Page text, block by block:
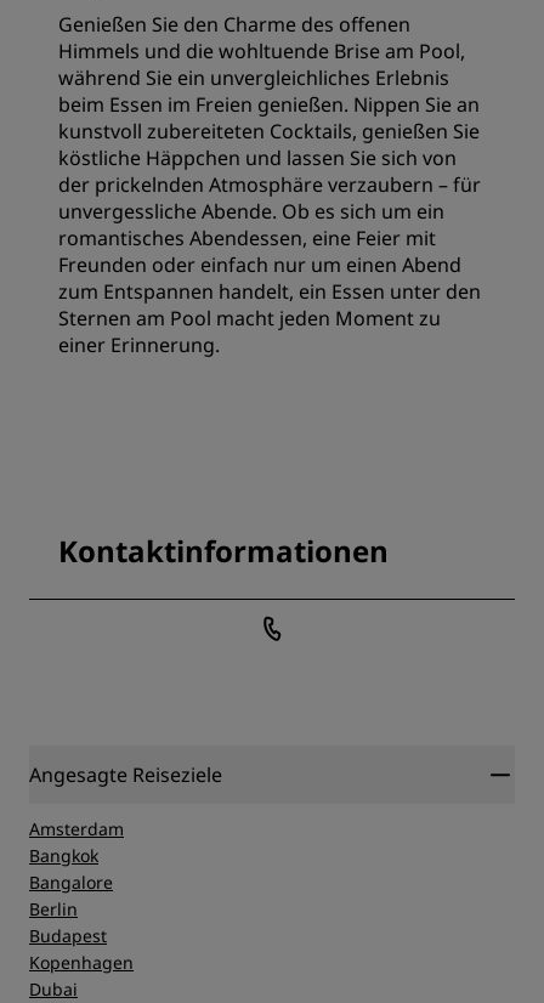
Genießen Sie den Charme des offenen
Himmels und die wohltuende Brise am Pool,
während Sie ein unvergleichliches Erlebnis
beim Essen im Freien genießen. Nippen Sie an
kunstvoll zubereiteten Cocktails, genießen Sie
köstliche Häppchen und lassen Sie sich von
der prickelnden Atmosphäre verzaubern – für
unvergessliche Abende. Ob es sich um ein
romantisches Abendessen, eine Feier mit
Freunden oder einfach nur um einen Abend
zum Entspannen handelt, ein Essen unter den
Sternen am Pool macht jeden Moment zu
einer Erinnerung.
Kontaktinformationen
Angesagte Reiseziele
Amsterdam
Bangkok
Bangalore
Berlin
Budapest
Kopenhagen
Dubai